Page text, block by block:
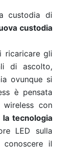
custodia di
custodia
ricaricare gli
di ascolto,
ovunque si
è pensata
con
tecnologia
LED sulla
il